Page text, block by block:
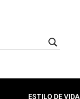
ESTILO DE VIDA